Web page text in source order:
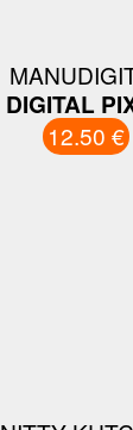
DIGITAL
12.50 €